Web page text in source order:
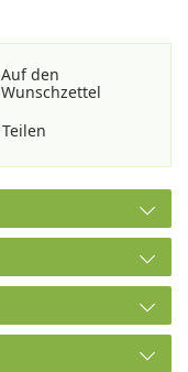
Auf den
Wunschzettel
Teilen